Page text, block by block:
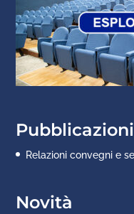
Pubblicazioni
Relazioni convegni e
Novità